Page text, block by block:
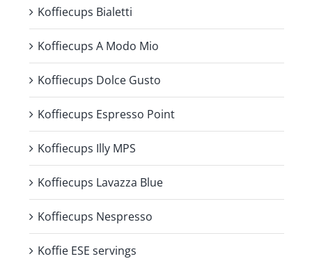
Koffiecups Bialetti
Koffiecups A Modo Mio
Koffiecups Dolce Gusto
Koffiecups Espresso Point
Koffiecups Illy MPS
Koffiecups Lavazza Blue
Koffiecups Nespresso
Koffie ESE servings